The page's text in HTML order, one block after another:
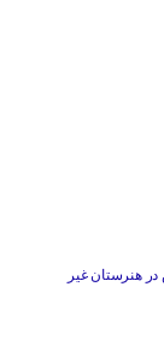
هنرستان غیر